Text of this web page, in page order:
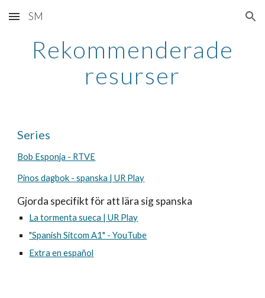
Skip to main content Skip to navigation
SM
Rekommenderade
resurser
Series
Bob Esponja - RTVE
Pinos dagbok - spanska | UR Play
Gjorda specifikt för att lära sig spanska
La tormenta sueca | UR Play
"Spanish Sitcom A1" - YouTube
Extra en español